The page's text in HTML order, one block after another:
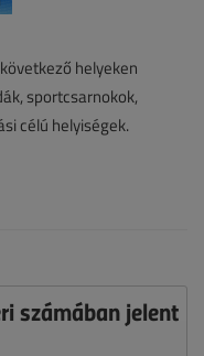
helyeken
sportcsarnokok,
célú helyiségek.
számában jelent